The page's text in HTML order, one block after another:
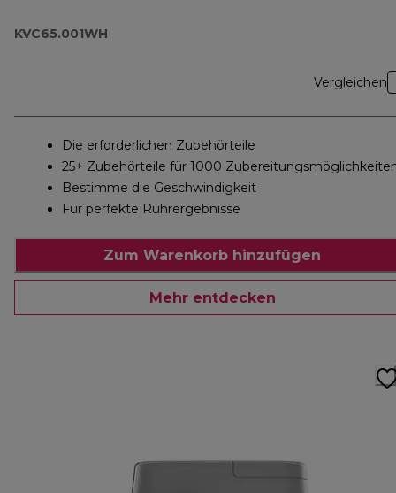
KVC65.001WH
Vergleichen
Die erforderlichen Zubehörteile
25+ Zubehörteile für 1000
Bestimme die Geschwindigkeit
Für perfekte Rührergebnisse
Zum Warenkorb hinzufügen
Mehr entdecken